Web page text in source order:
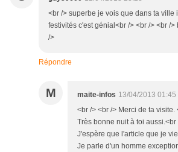
<br /> superbe je vois que dans ta ville
festivités c'est génial<br /> <br /> <br /
/>
Répondre
M maite-infos 13/04/2013 01:45
<br /> <br /> Merci de ta visite.
Très bonne nuit à toi aussi.<br
J'espère que l'article que je
Je parle d'un homme